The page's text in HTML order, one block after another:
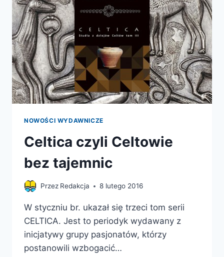
NOWOŚCI WYDAWNICZE
Celtica czyli Celtowie
bez tajemnic
Przez Redakcja 8 lutego 2016
W styczniu br. ukazał się trzeci tom serii
CELTICA. Jest to periodyk wydawany z
inicjatywy grupy pasjonatów, którzy
postanowili wzbogacić…